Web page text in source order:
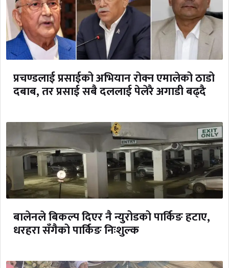
प्रचण्डलाई प्रसाईको अभियान रोक्न एमालेको ठाडो
दबाब, तर प्रसाई सबै दललाई पेलेरै अगाडी बढ्दै
बालेनले बिकल्प दिएर नै न्युरोडको पार्किङ हटाए,
धरहरा सँगैको पार्किङ निःशुल्क